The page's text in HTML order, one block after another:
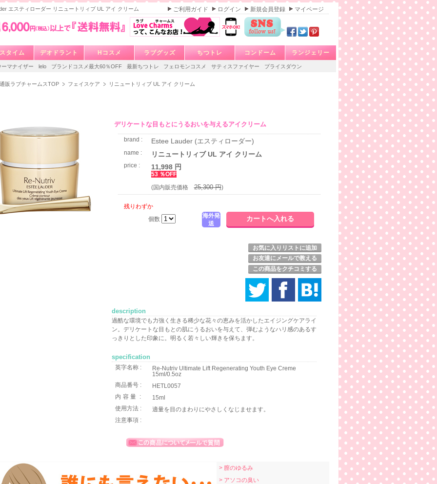
エスティローダー リニュートリィブ UL アイ クリーム ご利用ガイド ログイン 新規会員登録 マイページ
タイム デオドラント Hコスメ ラブグッズ ちつトレ コンドーム ランジェリー
ーマナイザー lelo ブランドコスメ最大60％OFF 最新ちつトレ フェロモンコスメ サティスファイヤー プライスダウン
販ラブチャームスTOP フェイスケア リニュートリィブ UL アイ クリーム
デリケートな目もとにうるおいを与えるアイクリーム
brand : Estee Lauder (エスティローダー)
name : リニュートリィブ UL アイ クリーム
price : 11,998 円
53 ％OFF
(国内販売価格25,300 円)
残りわずか
個数
海外発
送
お気に入りリストに追加
お友達にメールで教える
この商品をクチコミする
description
過酷な環境でも力強く生きる稀少な花々の恵みを活かしたエイジングケアライ
ン。デリケートな目もとの肌にうるおいを与えて、弾むようなハリ感のあるす
っきりとした印象に。明るく若々しい輝きを保ちます。
specification
英字名称 :
Re-Nutriv Ultimate Lift Regenerating Youth Eye Creme
15ml/0.5oz
商品番号 :
HETL0057
内容量 :
15ml
使用方法 :
適量を目のまわりにやさしくなじませます。
注意事項 :
> 膣のゆるみ
> アソコの臭い